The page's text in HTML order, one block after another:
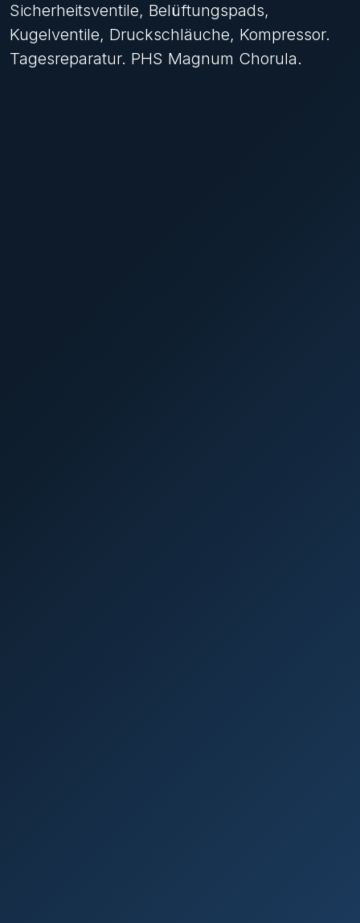
Sicherheitsventile, Belüftungspads,
Kugelventile, Druckschläuche, Kompressor.
Tagesreparatur. PHS Magnum Chorula.